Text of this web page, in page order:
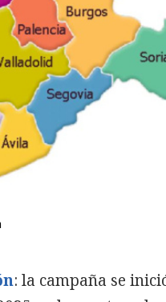
: la campaña se